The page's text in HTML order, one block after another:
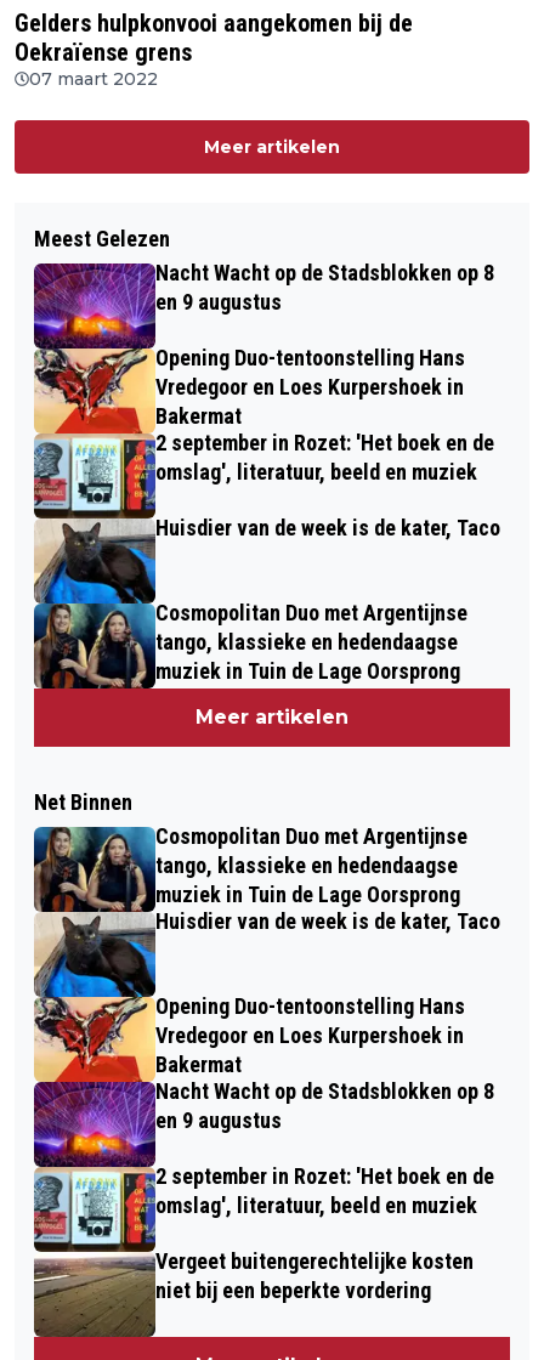
Gelders hulpkonvooi aangekomen bij de
Oekraïense grens
07 maart 2022
Meer artikelen
Meest Gelezen
Nacht Wacht op de Stadsblokken op 8
en 9 augustus
Opening Duo-tentoonstelling Hans
Vredegoor en Loes Kurpershoek in
Bakermat
2 september in Rozet: 'Het boek en de
omslag', literatuur, beeld en muziek
Huisdier van de week is de kater, Taco
Cosmopolitan Duo met Argentijnse
tango, klassieke en hedendaagse
muziek in Tuin de Lage Oorsprong
Meer artikelen
Net Binnen
Cosmopolitan Duo met Argentijnse
tango, klassieke en hedendaagse
muziek in Tuin de Lage Oorsprong
Huisdier van de week is de kater, Taco
Opening Duo-tentoonstelling Hans
Vredegoor en Loes Kurpershoek in
Bakermat
Nacht Wacht op de Stadsblokken op 8
en 9 augustus
2 september in Rozet: 'Het boek en de
omslag', literatuur, beeld en muziek
Vergeet buitengerechtelijke kosten
niet bij een beperkte vordering